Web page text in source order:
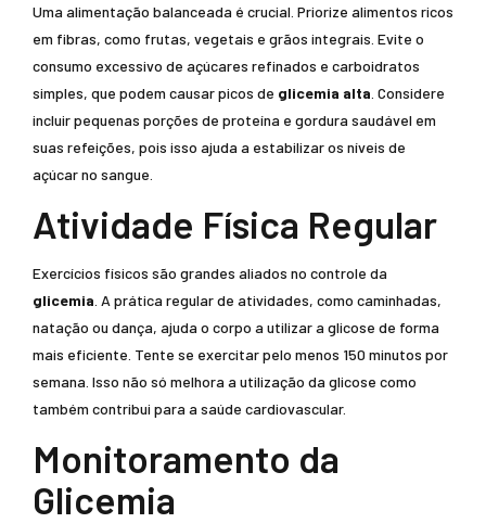
Uma alimentação balanceada é crucial. Priorize alimentos ricos
em fibras, como frutas, vegetais e grãos integrais. Evite o
consumo excessivo de açúcares refinados e carboidratos
simples, que podem causar picos de glicemia alta . Considere
incluir pequenas porções de proteína e gordura saudável em
suas refeições, pois isso ajuda a estabilizar os níveis de
açúcar no sangue.
Atividade Física Regular
Exercícios físicos são grandes aliados no controle da
glicemia . A prática regular de atividades, como caminhadas,
natação ou dança, ajuda o corpo a utilizar a glicose de forma
mais eficiente. Tente se exercitar pelo menos 150 minutos por
semana. Isso não só melhora a utilização da glicose como
também contribui para a saúde cardiovascular.
Monitoramento da
Glicemia